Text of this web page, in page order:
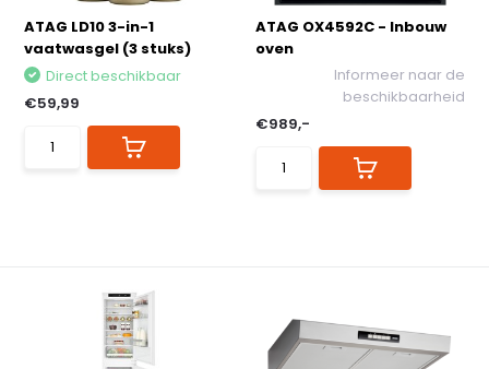
ATAG LD10 3-in-1
vaatwasgel (3 stuks)
Direct beschikbaar
€59,99
ATAG OX4592C - Inbouw
oven
Informeer naar de
beschikbaarheid
€989,-